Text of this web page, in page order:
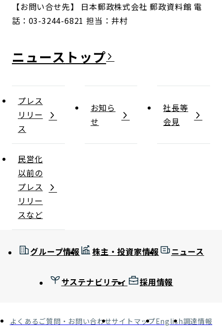
【お問い合せ先】 日本郵政株式会社 郵政資料館 電
話：03-3244-6821 担当：井村
ニュース
プレス
リリー
ス
お知ら
せ
社長等
会見
民営化
以前の
プレス
リリー
スなど
グループ情報 株主・投資家情報 ニュース
サステナビリティ 採用情報
よくあるご質問・お問い合わせサイトマップEnglish調達情報